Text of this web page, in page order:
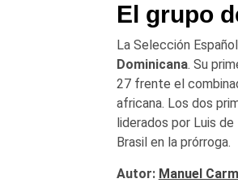
El grupo
La Selección
Dominicana. Su
27 frente el
africana. Los dos
liderados por Luis
Brasil en la prórroga.
Autor: Manuel